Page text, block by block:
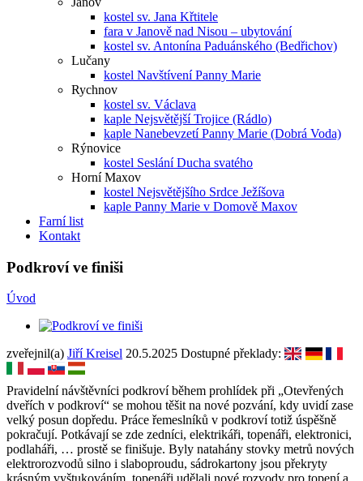
kostel sv. Jana Křtitele
fara v Janově nad Nisou – ubytování
kostel sv. Antonína Paduánského (Bedřichov)
Lučany
kostel Navštívení Panny Marie
Rychnov
kostel sv. Václava
kaple Nejsvětější Trojice (Rádlo)
kaple Nanebevzetí Panny Marie (Dobrá Voda)
Rýnovice
kostel Seslání Ducha svatého
Horní Maxov
kostel Nejsvětějšího Srdce Ježíšova
kaple Panny Marie v Domově Maxov
Farní list
Kontakt
Podkroví ve finiši
Úvod
zveřejnil(a) Jiří Kreisel 20.5.2025 Dostupné překlady:
Pravidelní návštěvníci podkroví během prohlídek při „Otevřených
dveřích v podkroví“ se mohou těšit na nové pozvání, kdy uvidí zase
velký posun dopředu. Práce řemeslníků v podkroví totiž úspěšně
pokračují. Potkávají se zde zedníci, elektrikáři, topenáři, elektronici,
podlaháři, … prostě se finišuje. Byly natahány stovky metrů nových
elektrorozvodů silno i slaboproudu, sádrokartony jsou překryty